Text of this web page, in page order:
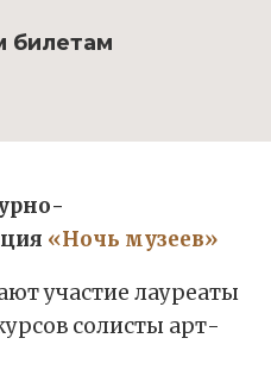
билетам
«Ночь музеев»
участие лауреаты
солисты арт-